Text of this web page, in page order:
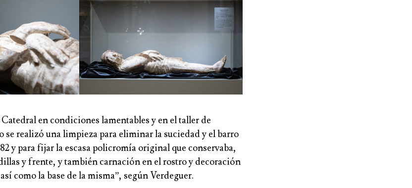
en condiciones lamentables y en el taller de
se realizó una limpieza para eliminar la suciedad y el barro
y para fijar la escasa policromía original que conservaba,
y frente, y también carnación en el rostro y decoración
como la base de la misma”, según Verdeguer.